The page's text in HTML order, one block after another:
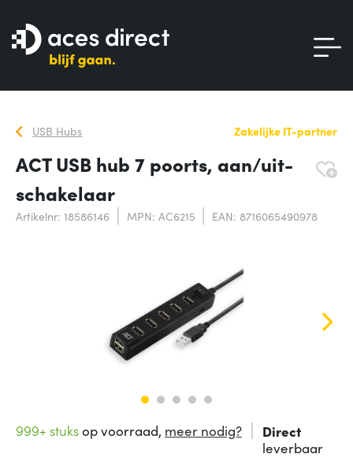
USB Hubs Zakelijke IT-partner
ACT USB hub 7 poorts, aan/uit-
schakelaar
Artikelnr: 18586146 MPN: AC6215 EAN: 8716065490978
999+ stuksop voorraad, meer nodig? Direct
leverbaar